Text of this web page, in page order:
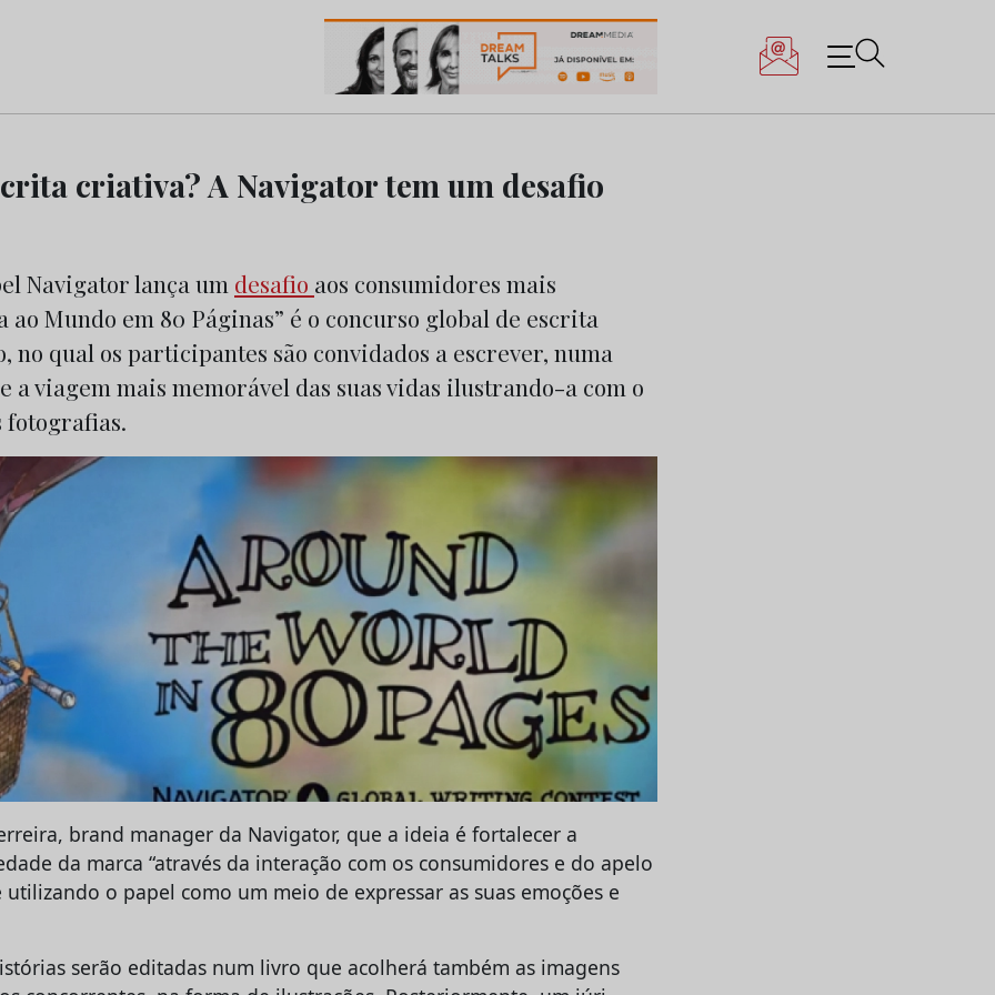
criativa? A Navigator tem um desafio
Navigator lança um desafio aos consumidores mais
ao Mundo em 80 Páginas” é o concurso global de escrita
no qual os participantes são convidados a escrever, numa
a viagem mais memorável das suas vidas ilustrando-a com o
fotografias.
brand manager da Navigator, que a ideia é fortalecer a
da marca “através da interação com os consumidores e do apelo
o papel como um meio de expressar as suas emoções e
serão editadas num livro que acolherá também as imagens